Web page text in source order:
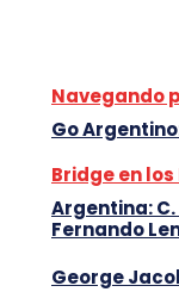
Navegando
Go
Bridge en los
Argentina:
Fernando
George